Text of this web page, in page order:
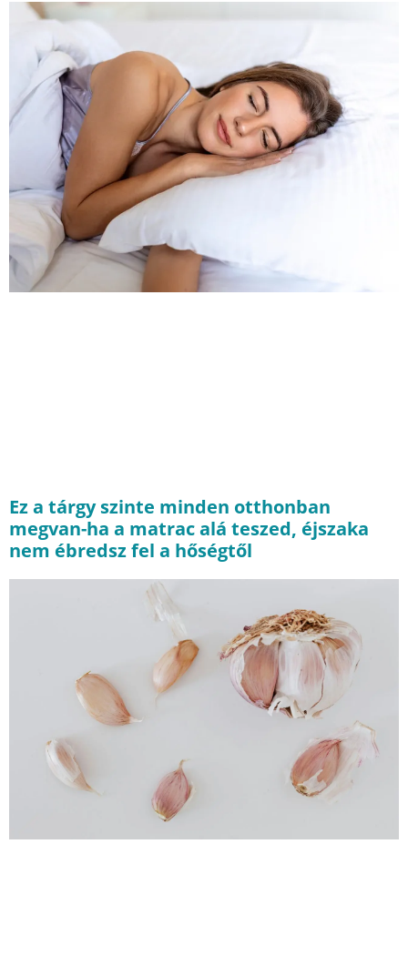
Ez a tárgy szinte minden otthonban
megvan-ha a matrac alá teszed, éjszaka
nem ébredsz fel a hőségtől